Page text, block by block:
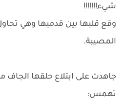
شيء!!!!!!!
وقع قلبها بين قدميها وهي
المصيبة.
جاهدت على ابتلاع حلقها الجاف
تهمس: